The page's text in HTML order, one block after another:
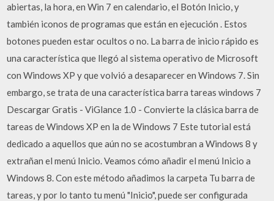
abiertas, la hora, en Win 7 en calendario, el Botón Inicio, y
también iconos de programas que están en ejecución . Estos
botones pueden estar ocultos o no. La barra de inicio rápido es
una característica que llegó al sistema operativo de Microsoft
con Windows XP y que volvió a desaparecer en Windows 7. Sin
embargo, se trata de una característica barra tareas windows 7
Descargar Gratis - ViGlance 1.0 - Convierte la clásica barra de
tareas de Windows XP en la de Windows 7 Este tutorial está
dedicado a aquellos que aún no se acostumbran a Windows 8 y
extrañan el menú Inicio. Veamos cómo añadir el menú Inicio a
Windows 8. Con este método añadimos la carpeta Tu barra de
tareas, y por lo tanto tu menú "Inicio", puede ser configurada